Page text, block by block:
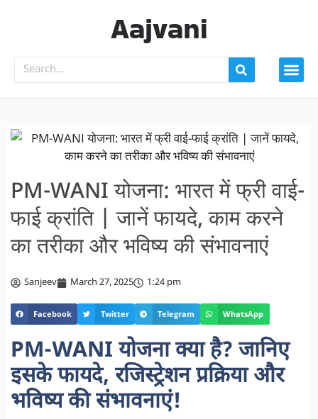
Aajvani
PM-WANI योजना: भारत में फ्री वाई-
फाई क्रांति | जानें फायदे, काम करने
का तरीका और भविष्य की संभावनाएं
Sanjeev March 27, 2025 1:24 pm
Facebook Twitter Telegram WhatsApp
PM-WANI योजना क्या है? जानिए
इसके फायदे, रजिस्ट्रेशन प्रक्रिया और
भविष्य की संभावनाएं!